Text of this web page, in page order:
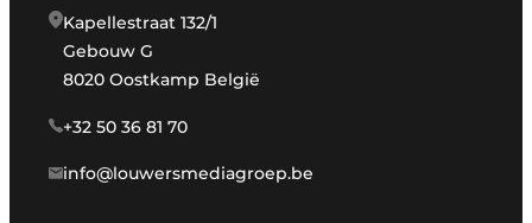
Kapellestraat 132/1
Gebouw G
8020 Oostkamp België
+32 50 36 81 70
info@louwersmediagroep.be